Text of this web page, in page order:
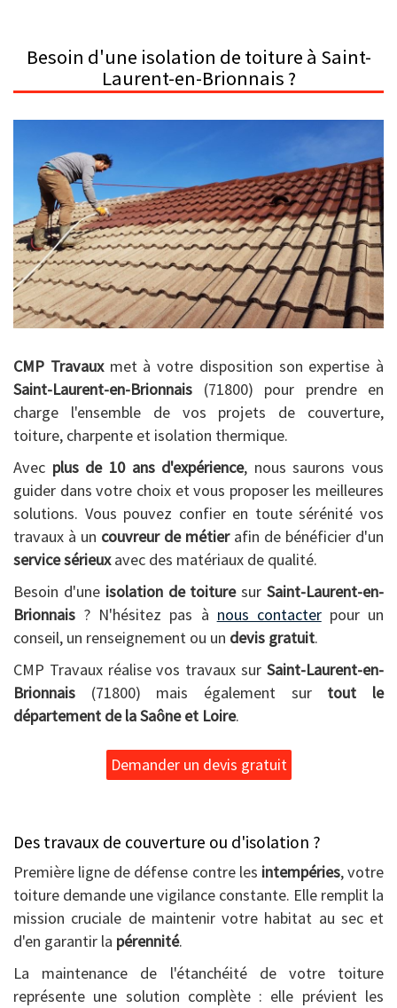
Besoin d'une isolation de toiture à Saint-
Laurent-en-Brionnais ?
CMP Travauxmet à votre disposition son expertise à
Saint-Laurent-en-Brionnais (71800) pour prendre en
charge l'ensemble de vos projets de couverture,
toiture, charpente et isolation thermique.
Avec plus de 10 ans d'expérience, nous saurons vous
guider dans votre choix et vous proposer les meilleures
solutions. Vous pouvez confier en toute sérénité vos
travaux à un couvreur de métierafin de bénéficier d'un
service sérieuxavec des matériaux de qualité.
Besoin d'une isolation de toituresurSaint-Laurent-en-
Brionnais ? N'hésitez pas à nous contacterpour un
conseil, un renseignement ou un devis gratuit.
CMP Travaux réalise vos travaux sur Saint-Laurent-en-
Brionnais (71800) mais également sur tout le
département de la Saône et Loire.
Demander un devis gratuit
Des travaux de couverture ou d'isolation ?
Première ligne de défense contre les intempéries, votre
toiture demande une vigilance constante. Elle remplit la
mission cruciale de maintenir votre habitat au sec et
d'en garantir la pérennité.
La maintenance de l'étanchéité de votre toiture
représente une solution complète : elle prévient les